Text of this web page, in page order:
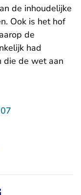
de inhoudelijke
Ook is het hof
de
had
die de wet aan
via X -
nieuwsbericht via
dit nieuwsbericht
Deel dit